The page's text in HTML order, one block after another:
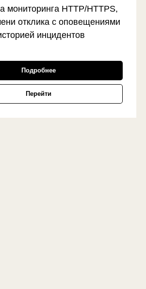
мониторинга HTTP/HTTPS,
отклика с оповещениями
инцидентов
Подробнее
Перейти